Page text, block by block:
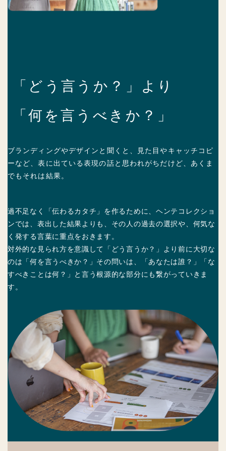
「どう言うか？」
より
「何を言うべきか？」
ブランディングやデザインと聞くと、見た目やキャッチコピ
ーなど、表に出ている表現の話と思われがちだけど、あくま
でもそれは結果。
過不足なく「伝わるカタチ」を作るために、ヘンテコレクショ
ンでは、表出した結果よりも、その人の過去の選択や、何気な
く発する言葉に重点をおきます。
対外的な見られ方を意識して「どう言うか？」より前に大切な
のは「何を言うべきか？」その問いは、「あなたは誰？」「な
すべきことは何？」と言う根源的な部分にも繋がっていきま
す。